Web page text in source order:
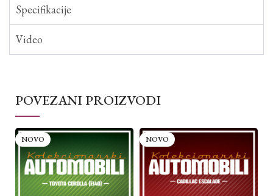
Specifikacije
Video
POVEZANI PROIZVODI
NOVO NOVO